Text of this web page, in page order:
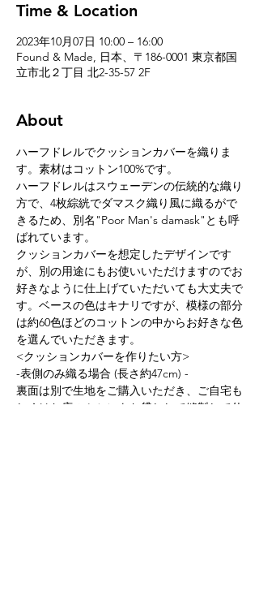
Time & Location
2023年10月07日 10:00 – 16:00
Found & Made, 日本、〒186-0001 東京都国
立市北２丁目 北2-35-57 2F
About
ハーフドレルでクッションカバーを織りま
す。素材はコットン100%です。
ハーフドレルはスウェーデンの伝統的な織り
方で、4枚綜絖でダマスク織り風に織るがで
きるため、別名"Poor Man's damask"とも呼
ばれています。
クッションカバーを想定したデザインです
が、別の用途にもお使いいただけますのでお
好きなように仕上げていただいても大丈夫で
す。ベースの色はキナリですが、模様の部分
は約60色ほどのコットンの中からお好きな色
を選んでいただきます。
<クッションカバーを作りたい方>
-表側のみ織る場合 (長さ約47cm) -
裏面は別で生地をご購入いただき、ご自宅も
しくはお店のミシンをお貸しして縫製して仕